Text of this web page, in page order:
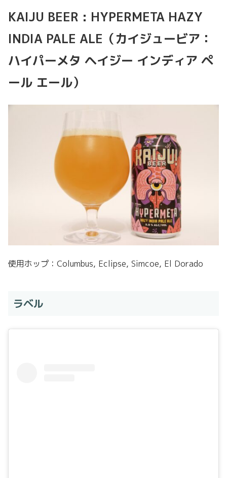
KAIJU BEER : HYPERMETA HAZY
INDIA PALE ALE （カイジュービア：
ハイパーメタ ヘイジー インディア ペ
ール エール）
使用ホップ：Columbus, Eclipse, Simcoe, El Dorado
ラベル